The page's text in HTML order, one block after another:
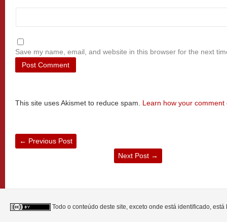
Save my name, email, and website in this browser for the next
This site uses Akismet to reduce spam. Learn how your
← Previous Post
Next Post →
Todo o conteúdo deste site, exceto onde está identificado,